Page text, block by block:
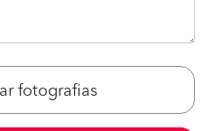
fotografias